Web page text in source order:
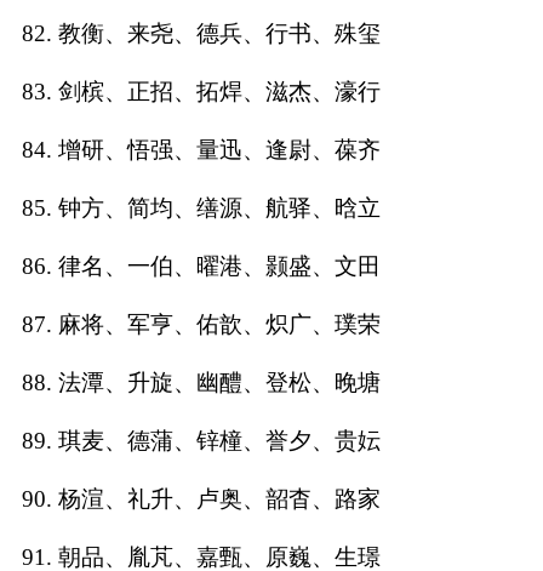
82. 教衡、来尧、德兵、行书、殊玺
83. 剑槟、正招、拓焊、滋杰、濠行
84. 增研、悟强、量迅、逢尉、葆齐
85. 钟方、简均、缮源、航驿、晗立
86. 律名、一伯、曜港、颢盛、文田
87. 麻将、军亨、佑歆、炽广、璞荣
88. 法潭、升旋、幽醴、登松、晚塘
89. 琪麦、德蒲、锌橦、誉夕、贵妘
90. 杨渲、礼升、卢奥、韶杳、路家
91. 朝品、胤芃、嘉甄、原巍、生璟